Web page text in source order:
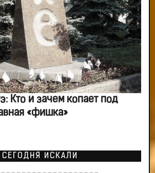
Кто и зачем копает под
«фишка»
СЕГОДНЯ ИСКАЛИ